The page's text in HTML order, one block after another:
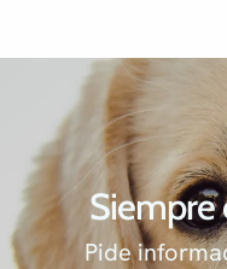
Siempre
Pide